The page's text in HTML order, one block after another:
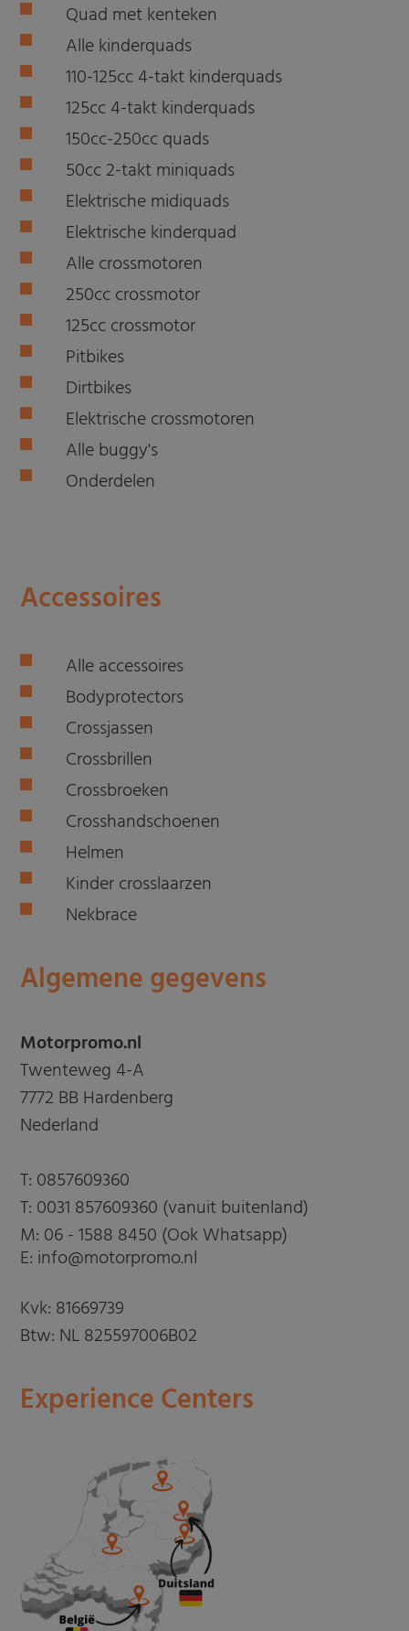
Quad met kenteken
Alle kinderquads
110-125cc 4-takt kinderquads
125cc 4-takt kinderquads
150cc-250cc quads
50cc 2-takt miniquads
Elektrische midiquads
Elektrische kinderquad
Alle crossmotoren
250cc crossmotor
125cc crossmotor
Pitbikes
Dirtbikes
Elektrische crossmotoren
Alle buggy's
Onderdelen
Accessoires
Alle accessoires
Bodyprotectors
Crossjassen
Crossbrillen
Crossbroeken
Crosshandschoenen
Helmen
Kinder crosslaarzen
Nekbrace
Algemene gegevens
Motorpromo.nl
Twenteweg 4-A
7772 BB Hardenberg
Nederland
T: 0857609360
T: 0031 857609360 (vanuit buitenland)
M: 06 - 1588 8450 (Ook Whatsapp)
E: info@motorpromo.nl
Kvk: 81669739
Btw: NL 825597006B02
Experience Centers